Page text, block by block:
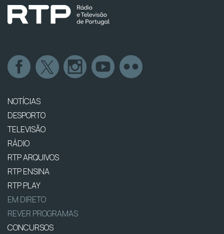
NOTÍCIAS
DESPORTO
TELEVISÃO
RÁDIO
RTP ARQUIVOS
RTP ENSINA
RTP PLAY
EM DIRETO
REVER PROGRAMAS
CONCURSOS